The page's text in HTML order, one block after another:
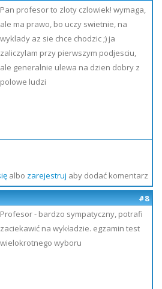
Pan profesor to zloty czlowiek! wymaga,
ale ma prawo, bo uczy swietnie, na
wyklady az sie chce chodzic ;) ja
zaliczylam przy pierwszym podjesciu,
ale generalnie ulewa na dzien dobry z
polowe ludzi
albo zarejestruj aby dodać komentarz
#8
Profesor - bardzo sympatyczny, potrafi
zaciekawić na wykładzie. egzamin test
wielokrotnego wyboru